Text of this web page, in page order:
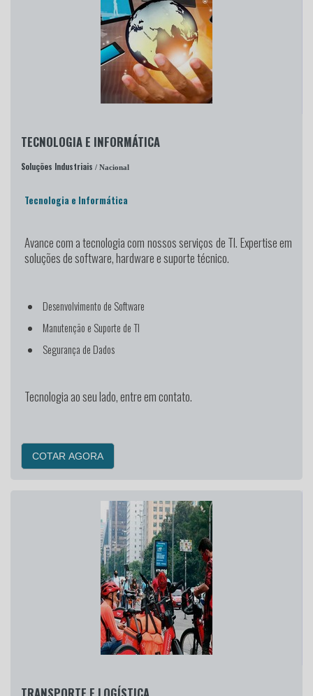
TECNOLOGIA E INFORMÁTICA
Soluções Industriais / Nacional
Tecnologia e Informática
Avance com a tecnologiacom nossos serviços de TI. Expertise em
soluções de software, hardware e suporte técnico.
Desenvolvimento de Software
Manutenção e Suporte de TI
Segurança de Dados
Tecnologia ao seu lado, entre em contato.
COTAR AGORA